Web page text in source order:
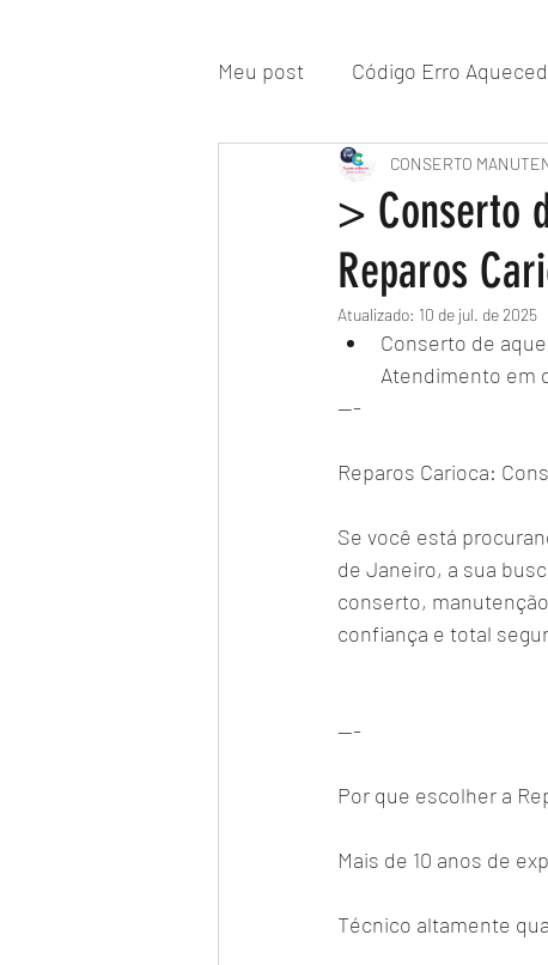
Meu post Código Erro
"ZONA NORTE RJ"
Reparo de Aquecedor a Gás
> Conserto
Reparos
CONSERTO
Atualizado: 10 de jul. de 2025
Conserto de
Atendimento em
---
Reparos Carioca:
Se você está
de Janeiro, a sua
conserto,
confiança e total
---
Por que escolher a
Mais de 10 anos de
Técnico altamente